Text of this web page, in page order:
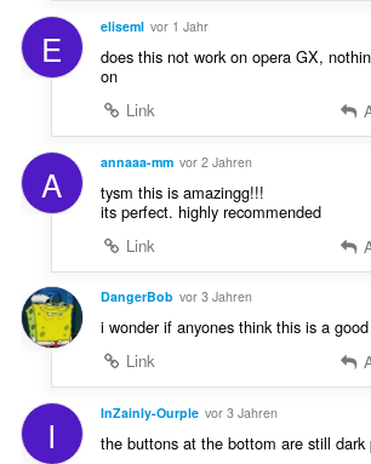
E eliseml vor 1 Jahr
does this not work on opera GX,
on
Link
A annaaa-mm vor 2 Jahren
tysm this is amazingg!!!
its perfect. highly recommended
Link
DangerBob vor 3 Jahren
i wonder if anyones think this is a
Link
I InZainly-Ourple vor 3 Jahren
the buttons at the bottom are still dark